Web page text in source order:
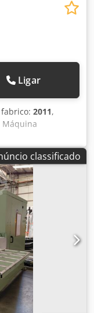
Ligar
2011,
Máquina
4B com
O sentido de
Cabeças de
e em baixo
de portas e
classificado